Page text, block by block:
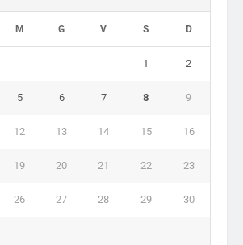
M G V S D
1 2
5 6 7 8 9
12 13 14 15 16
19 20 21 22 23
26 27 28 29 30